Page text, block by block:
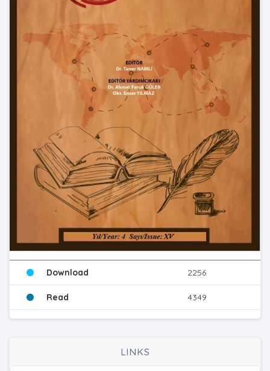
Download 2256
Read 4349
LINKS